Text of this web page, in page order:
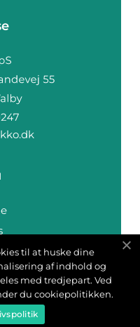
til at huske dine
af indhold og
med tredjepart. Ved
du cookiepolitikken.